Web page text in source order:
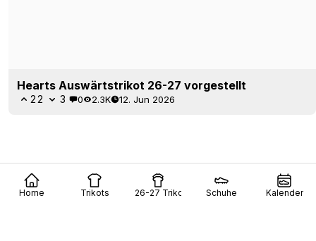
Home Trikots 26-27 Trikots Schuhe Kalender
Hearts Auswärtstrikot 26-27 vorgestellt
22 3 0 2.3K 12. Jun 2026